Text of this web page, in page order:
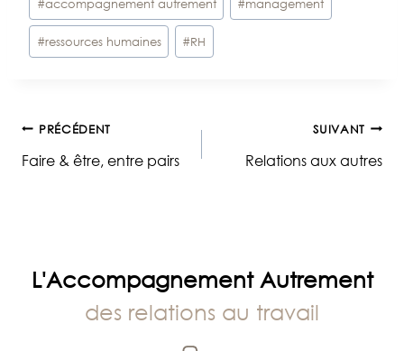
de
la
#accompagnement autrement #management
#ressources humaines #RH
Navigation
PRÉCÉDENT
Faire & être, entre pairs
SUIVANT
Relations aux autres
L'Accompagnement Autrement
des relations au travail